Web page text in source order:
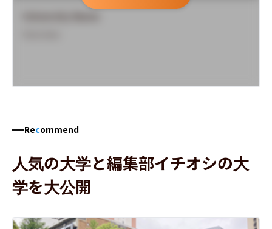
Recommend
人気の大学と編集部イチオシの大
学を大公開